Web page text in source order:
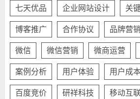
七天优品
企业网站设计 关
博客推广
合作协议 品牌营销
微信
微信营销 微商运营
案例分析
用户体验 用户成
百度竞价
研祥科技 移动互